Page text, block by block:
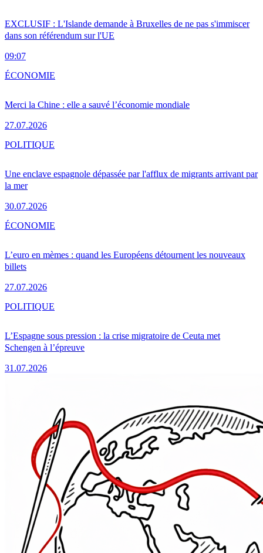
EXCLUSIF : L'Islande demande à Bruxelles de ne pas s'immiscer
dans son référendum sur l'UE
09:07
Merci la Chine : elle a sauvé l’économie mondiale
27.07.2026
ÉCONOMIE
Une enclave espagnole dépassée par l'afflux de migrants arrivant par
la mer
30.07.2026
POLITIQUE
L’euro en mèmes : quand les Européens détournent les nouveaux
billets
27.07.2026
ÉCONOMIE
L’Espagne sous pression : la crise migratoire de Ceuta met
Schengen à l’épreuve
31.07.2026
POLITIQUE